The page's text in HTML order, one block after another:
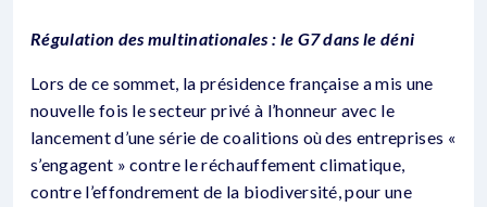
Régulation des multinationales : le G7 dans le déni
Lors de ce sommet, la présidence française a mis une
nouvelle fois le secteur privé à l’honneur avec le
lancement d’une série de coalitions où des entreprises «
s’engagent » contre le réchauffement climatique,
contre l’effondrement de la biodiversité, pour une